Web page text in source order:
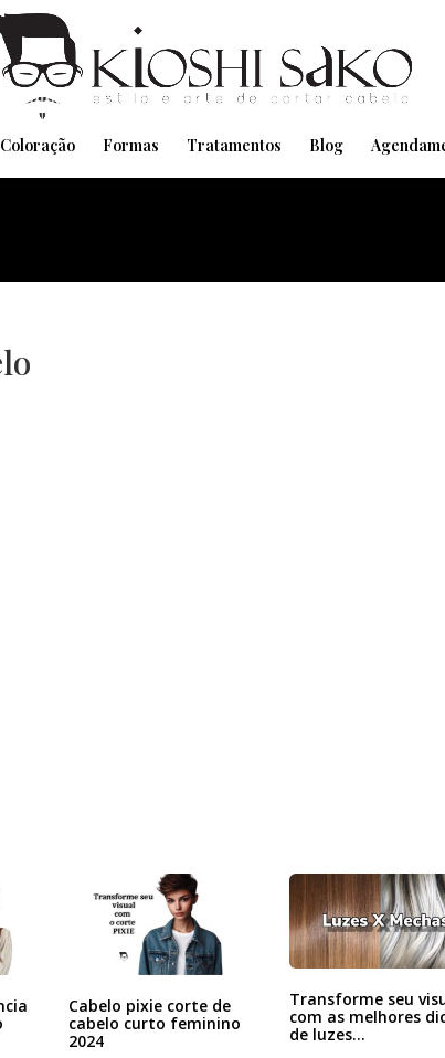
Coloração Formas Tratamentos Blog
Cabelo pixie corte de
cabelo curto feminino
2024
Transforme seu
com as melhores
de luzes…
Pensando em transformar seu Visual??
Agende pelo Whatsapp